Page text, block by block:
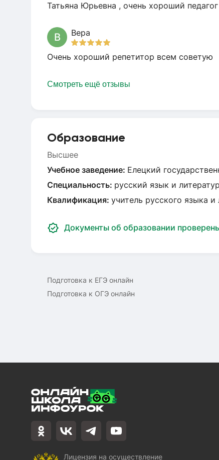
Татьяна Юрьевна , очень хороший педагог
В Вера
Очень хороший репетитор всем советую
Смотреть ещё отзывы
Образование
Высшее
Учебное заведение: Елецкий
Специальность: русский язык и
Квалификация: учитель русского языка и
Документы об образовании
Подготовка к ЕГЭ онлайн
Подготовка к ОГЭ онлайн
Лицензия на осуществление